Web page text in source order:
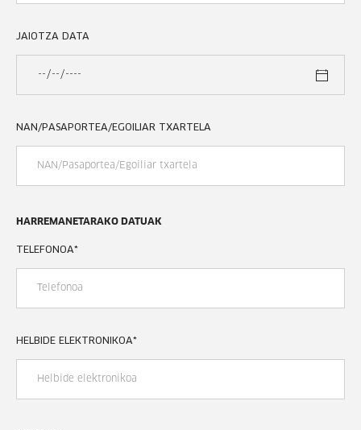
JAIOTZA DATA
NAN/PASAPORTEA/EGOILIAR TXARTELA
HARREMANETARAKO DATUAK
TELEFONOA*
HELBIDE ELEKTRONIKOA*